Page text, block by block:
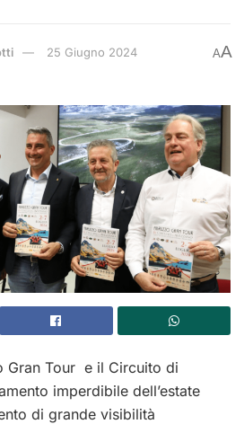
25 Giugno 2024 AA
Gran Tour e il Circuito di
imperdibile dell’estate
di grande visibilità